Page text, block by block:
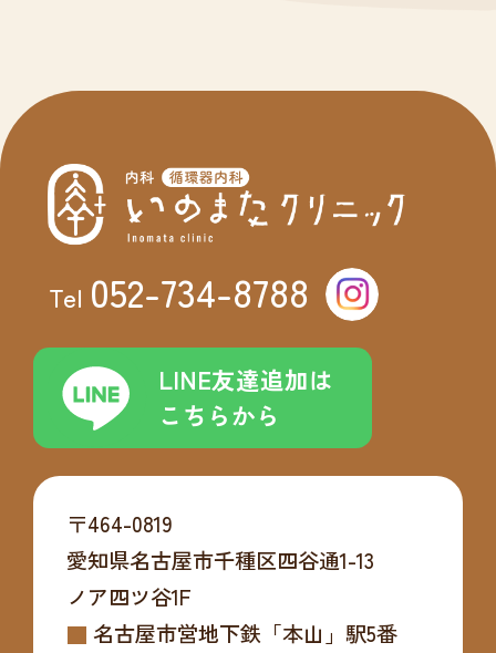
Tel 052-734-8788
LINE友達追加は
こちらから
〒464-0819
愛知県名古屋市千種区四谷通1-13
ノア四ツ谷1F
名古屋市営地下鉄「本山」駅5番